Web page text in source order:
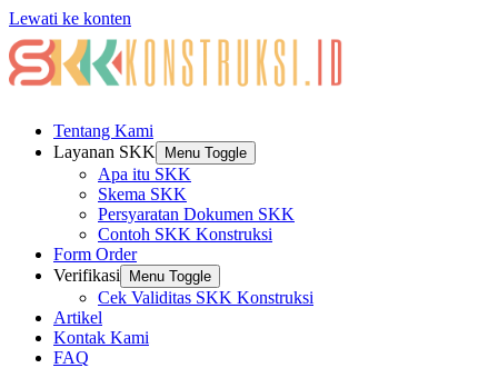
Lewati ke konten
Tentang Kami
Layanan SKK
Menu Toggle
Apa itu SKK
Skema SKK
Persyaratan Dokumen SKK
Contoh SKK Konstruksi
Form Order
Verifikasi
Menu Toggle
Cek Validitas SKK Konstruksi
Artikel
Kontak Kami
FAQ